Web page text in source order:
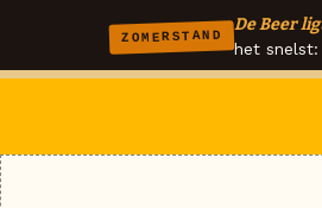
ZOMERSTAND
De Beer
het snelst: